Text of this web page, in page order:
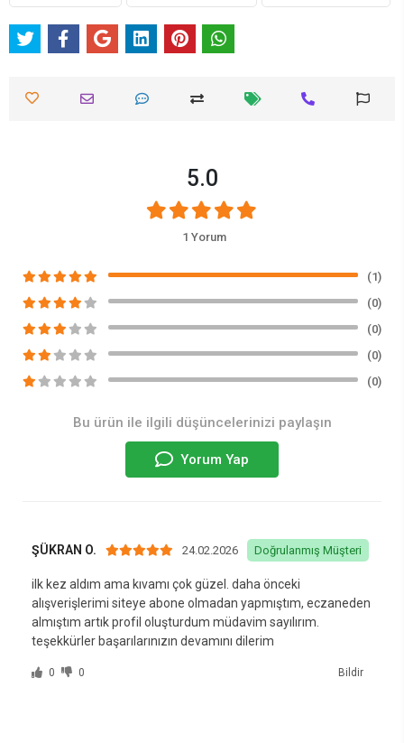
5.0
1 Yorum
(1)
(0)
(0)
(0)
(0)
Bu ürün ile ilgili düşüncelerinizi paylaşın
Yorum Yap
ŞÜKRAN O. 24.02.2026 Doğrulanmış Müşteri
ilk kez aldım ama kıvamı çok güzel. daha önceki
alışverişlerimi siteye abone olmadan yapmıştım, eczaneden
almıştım artık profil oluşturdum müdavim sayılırım.
teşekkürler başarılarınızın devamını dilerim
0 0 Bildir